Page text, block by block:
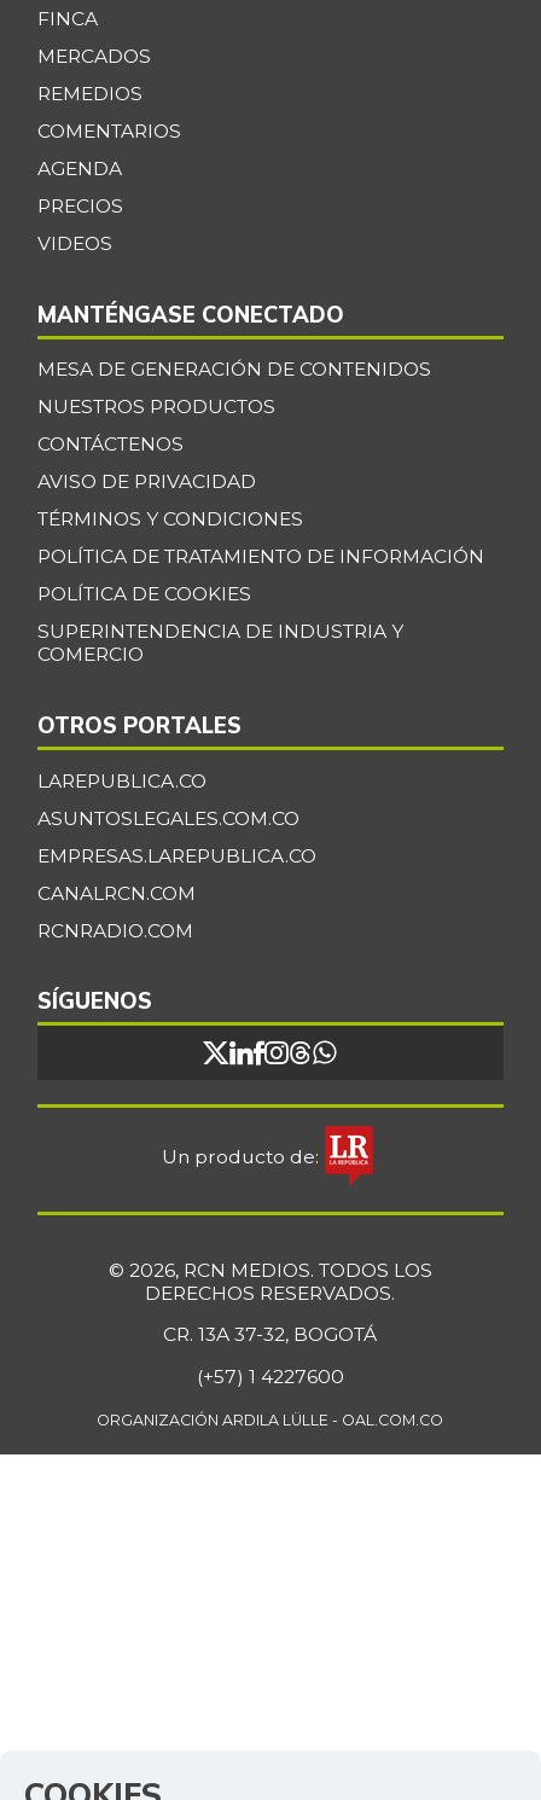
FINCA
MERCADOS
REMEDIOS
COMENTARIOS
AGENDA
PRECIOS
VIDEOS
MANTÉNGASE CONECTADO
MESA DE GENERACIÓN DE CONTENIDOS
NUESTROS PRODUCTOS
CONTÁCTENOS
AVISO DE PRIVACIDAD
TÉRMINOS Y CONDICIONES
POLÍTICA DE TRATAMIENTO DE INFORMACIÓN
POLÍTICA DE COOKIES
SUPERINTENDENCIA DE INDUSTRIA Y
COMERCIO
OTROS PORTALES
LAREPUBLICA.CO
ASUNTOSLEGALES.COM.CO
EMPRESAS.LAREPUBLICA.CO
CANALRCN.COM
RCNRADIO.COM
SÍGUENOS
Un producto de:
© 2026, RCN MEDIOS. TODOS LOS
DERECHOS RESERVADOS.
CR. 13A 37-32, BOGOTÁ
(+57) 1 4227600
ORGANIZACIÓN ARDILA LÜLLE - OAL.COM.CO